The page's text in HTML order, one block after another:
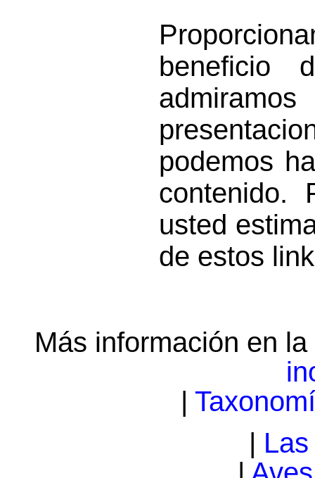
beneficio
podemos
contenido.
usted
de estos
Más información en la
|
|